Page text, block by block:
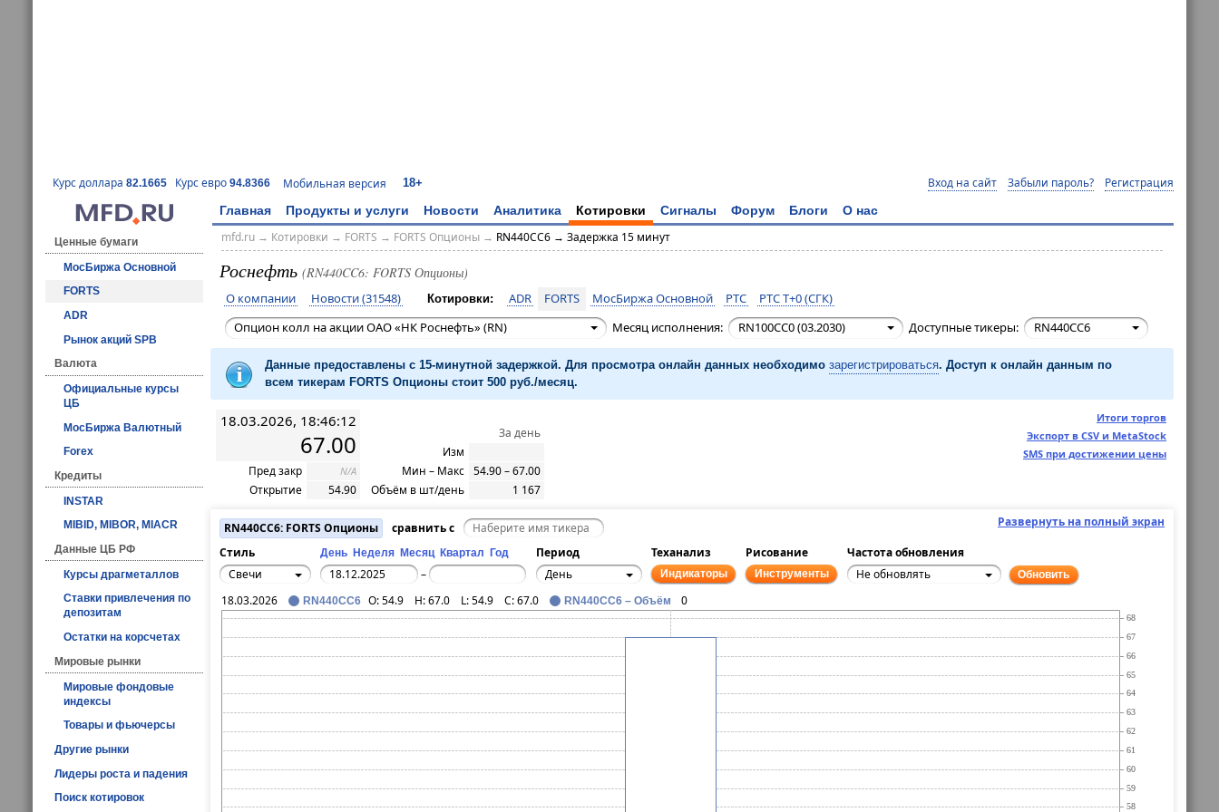
Курс доллара 82.1665 Курс евро 94.8366 Мобильная версия 18+ Вход на сайт Забыли пароль? Регистрация
Главная Продукты и услуги Новости Аналитика Котировки Сигналы Форум Блоги О нас
Ценные бумаги
МосБиржа Основной
FORTS
ADR
Рынок акций SPB
Валюта
Официальные курсы
ЦБ
МосБиржа Валютный
Forex
Кредиты
INSTAR
MIBID, MIBOR, MIACR
Данные ЦБ РФ
Курсы драгметаллов
Ставки привлечения по
депозитам
Остатки на корсчетах
Мировые рынки
Мировые фондовые
индексы
Товары и фьючерсы
Другие рынки
Лидеры роста и падения
Поиск котировок
mfd.ru→ Котировки → FORTS → FORTS Опционы→ RN440CC6 → Задержка 15 минут
Роснефть (RN440CC6: FORTS Опционы)
О компании Новости (31548) Котировки: ADR FORTS МосБиржа Основной РТС
РТС T+0 (СГК)
Опцион колл на акции ОАО «НК Роснефть» (RN)
Месяц исполнения: RN100CC0 (03.2030) Доступные тикеры: RN440CC6
Данные предоставлены с 15-минутной задержкой. Для просмотра онлайн данных необходимо зарегистрироваться. Доступ к онлайн данным по
всем тикерам FORTS Опционы стоит 500 руб./месяц.
Итоги торгов
Экспорт в CSV и MetaStock
SMS при достижении цены
18.03.2026, 18:46:12
67.00
Пред закр N/A
Открытие 54.90
За день
Изм
Мин – Макс 54.90 – 67.00
Объём в шт/день
1 167
Развернуть на полный экран
RN440CC6: FORTS Опционы
сравнить с
Стиль
День Неделя Месяц Квартал Год Период Теханализ Рисование
Частота обновления
Свечи
– День Индикаторы Инструменты Не обновлять Обновить
18.03.2026 RN440CC6 O:54.9 H:67.0 L:54.9 C:67.0 RN440CC6 – Объём 0